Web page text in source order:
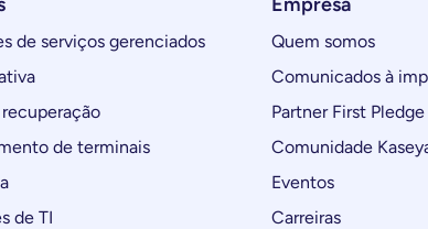
de serviços gerenciados
de terminais
de TI
Quem somos
Comunicados à
Partner First Pledge
Comunidade
Eventos
Carreiras